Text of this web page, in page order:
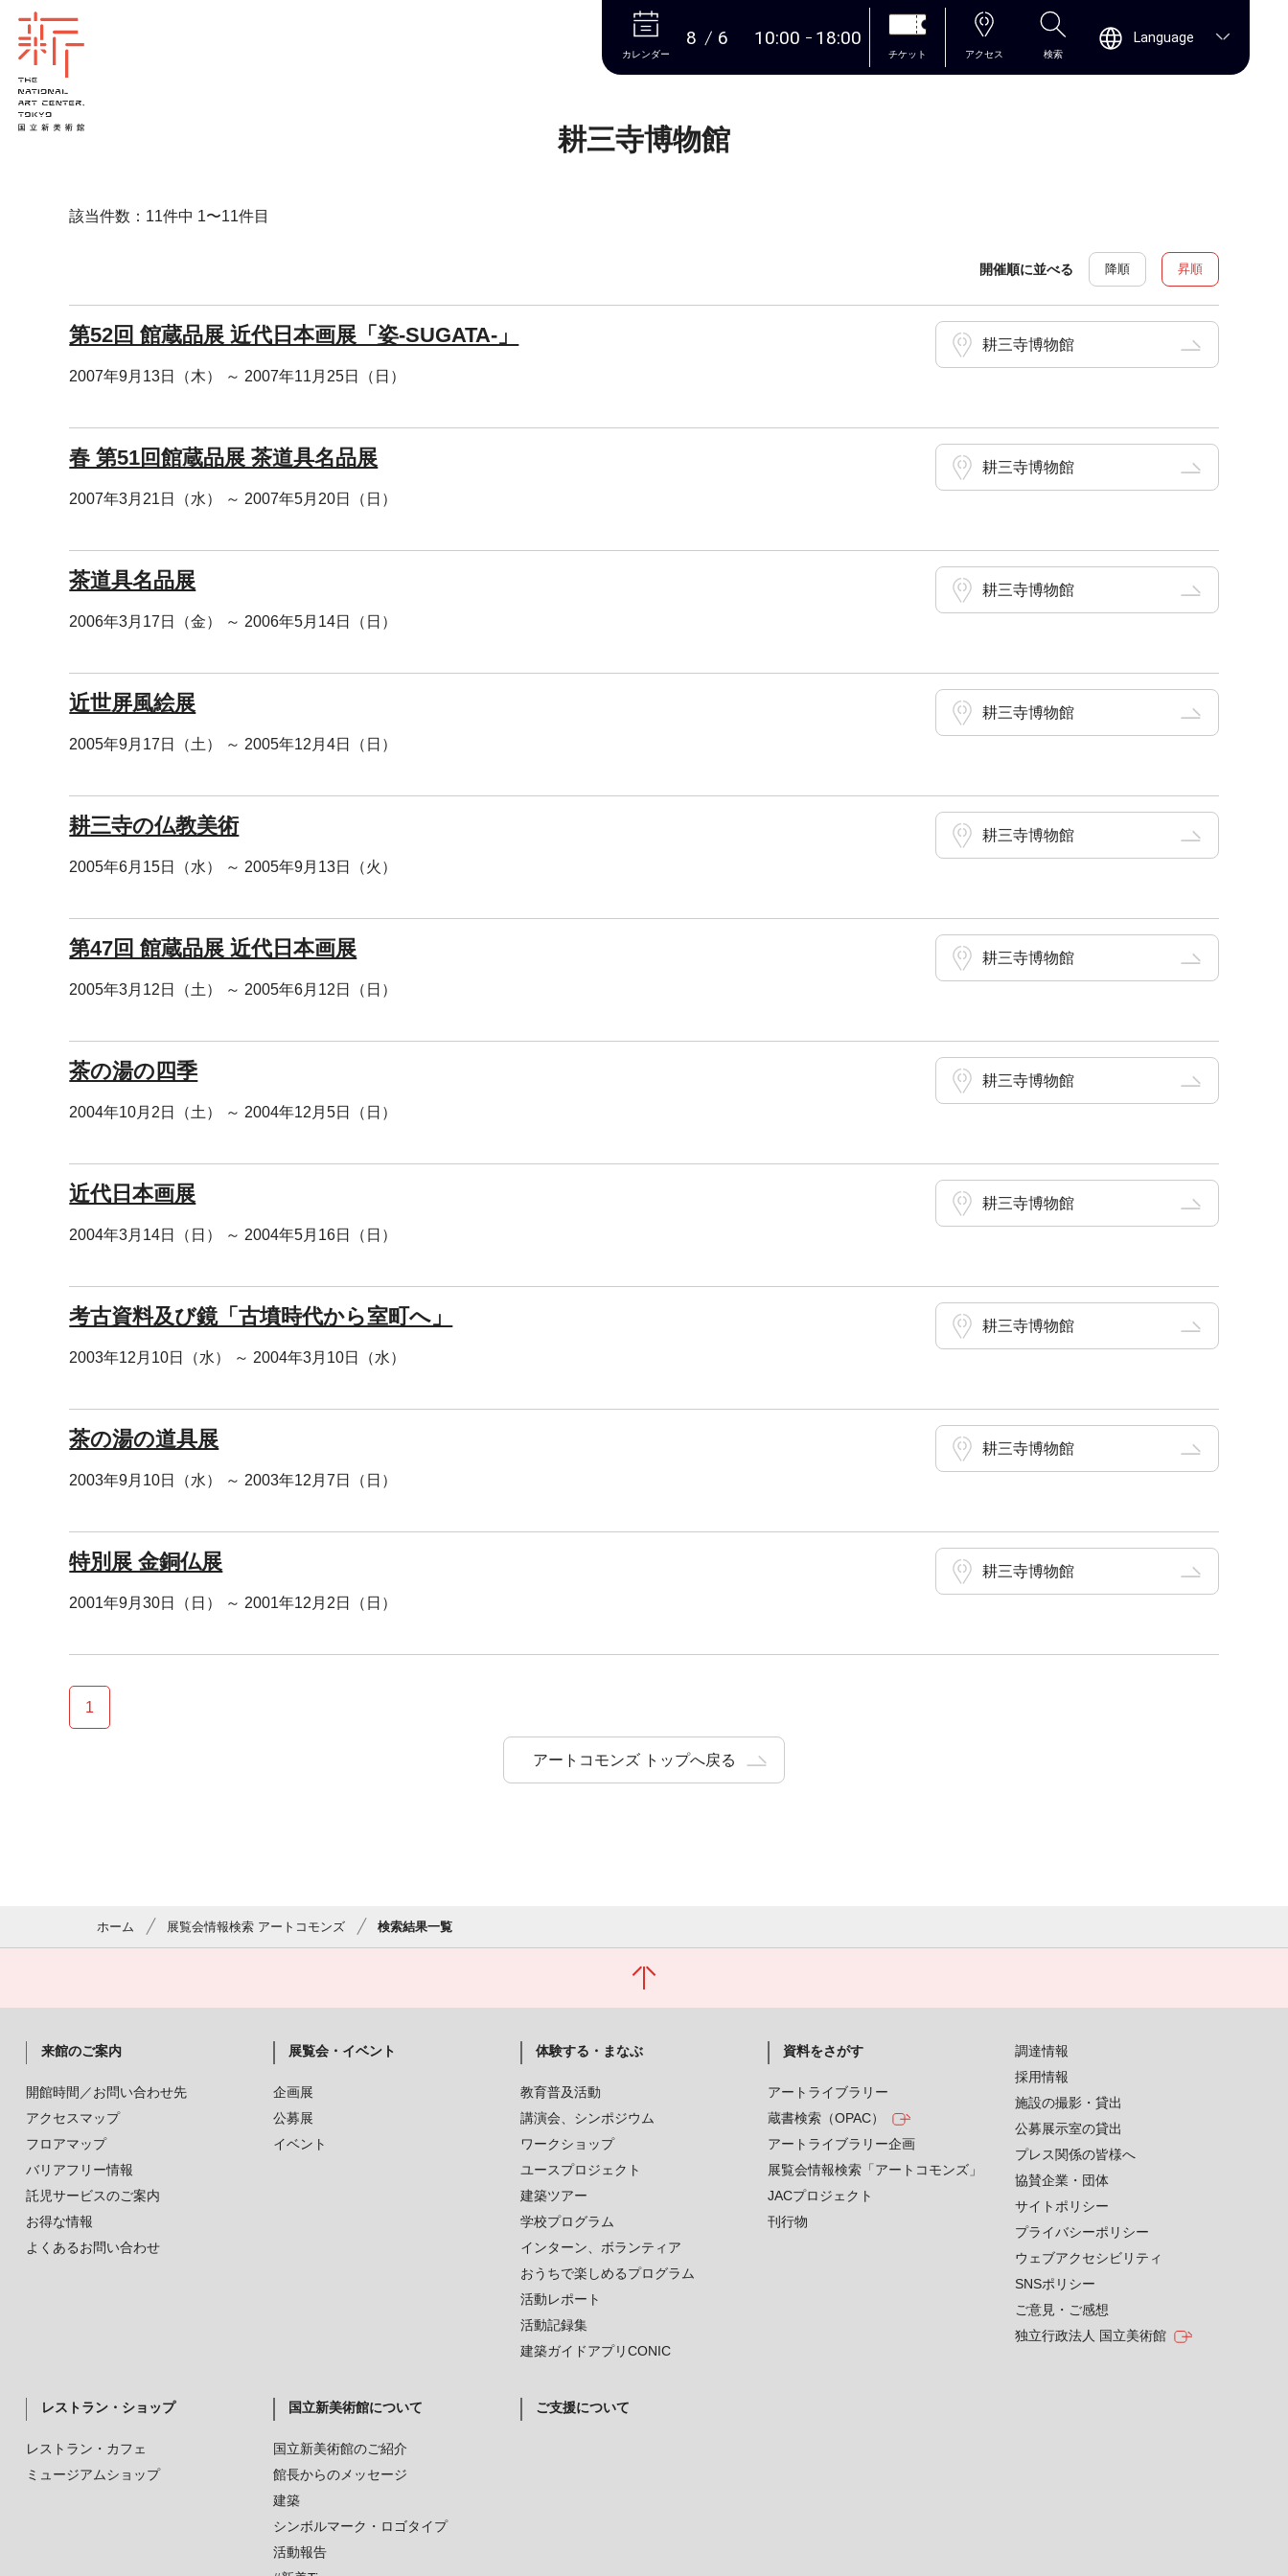
本文へ
カレンダー
8 6 10:00 18:00
チケット アクセス 検索
Language
耕三寺博物館
該当件数：11件中 1〜11件目
開催順に並べる 降順 昇順
第52回 館蔵品展 近代日本画展「姿-SUGATA-」
2007年9月13日（木） ～ 2007年11月25日（日）
耕三寺博物館
春 第51回館蔵品展 茶道具名品展
2007年3月21日（水） ～ 2007年5月20日（日）
耕三寺博物館
茶道具名品展
2006年3月17日（金） ～ 2006年5月14日（日）
耕三寺博物館
近世屏風絵展
2005年9月17日（土） ～ 2005年12月4日（日）
耕三寺博物館
耕三寺の仏教美術
2005年6月15日（水） ～ 2005年9月13日（火）
耕三寺博物館
第47回 館蔵品展 近代日本画展
2005年3月12日（土） ～ 2005年6月12日（日）
耕三寺博物館
茶の湯の四季
2004年10月2日（土） ～ 2004年12月5日（日）
耕三寺博物館
近代日本画展
2004年3月14日（日） ～ 2004年5月16日（日）
耕三寺博物館
考古資料及び鏡「古墳時代から室町へ」
2003年12月10日（水） ～ 2004年3月10日（水）
耕三寺博物館
茶の湯の道具展
2003年9月10日（水） ～ 2003年12月7日（日）
耕三寺博物館
特別展 金銅仏展
2001年9月30日（日） ～ 2001年12月2日（日）
耕三寺博物館
1
アートコモンズ トップへ戻る
ホーム 展覧会情報検索 アートコモンズ 検索結果一覧
来館のご案内
開館時間／お問い合わせ先
アクセスマップ
フロアマップ
バリアフリー情報
託児サービスのご案内
お得な情報
よくあるお問い合わせ
展覧会・イベント
企画展
公募展
イベント
体験する・まなぶ
教育普及活動
講演会、シンポジウム
ワークショップ
ユースプロジェクト
建築ツアー
学校プログラム
インターン、ボランティア
おうちで楽しめるプログラム
活動レポート
活動記録集
建築ガイドアプリCONIC
資料をさがす
アートライブラリー
蔵書検索（OPAC）
アートライブラリー企画
展覧会情報検索「アートコモンズ」
JACプロジェクト
刊行物
レストラン・ショップ
レストラン・カフェ
ミュージアムショップ
国立新美術館について
国立新美術館のご紹介
館長からのメッセージ
建築
シンボルマーク・ロゴタイプ
活動報告
ご支援について
調達情報
採用情報
施設の撮影・貸出
公募展示室の貸出
プレス関係の皆様へ
協賛企業・団体
サイトポリシー
プライバシーポリシー
ウェブアクセシビリティ
SNSポリシー
ご意見・ご感想
独立行政法人 国立美術館